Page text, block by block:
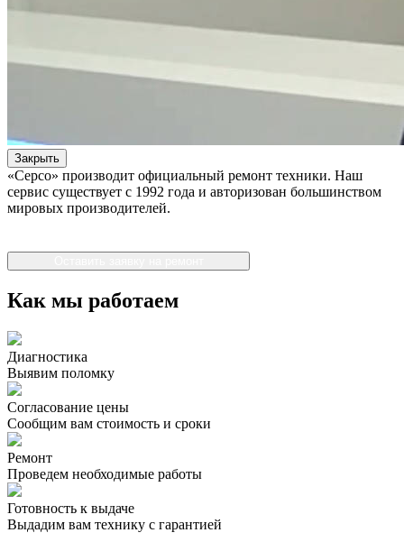
Закрыть
«Серсо» производит официальный ремонт техники. Наш
сервис существует с 1992 года и авторизован большинством
мировых производителей.
Как мы работаем
Диагностика
Выявим поломку
Согласование цены
Сообщим вам стоимость и сроки
Ремонт
Проведем необходимые работы
Готовность к выдаче
Выдадим вам технику с гарантией